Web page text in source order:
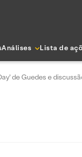
Análises Lista de
de Guedes e